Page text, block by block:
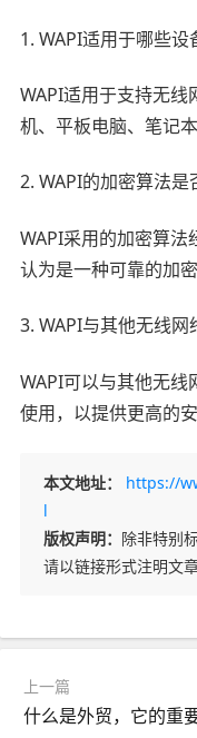
1. WAPI适用于哪些设
WAPI适用于支持无
机、平板电脑、笔记
2. WAPI的加密算法是
WAPI采用的加密算
认为是一种可靠的加密
3. WAPI与其他无线网
WAPI可以与其他无线
使用，以提供更高的
本文地址：
https://
l
版权声明： 除非特别
请以链接形式注明文章
上一篇